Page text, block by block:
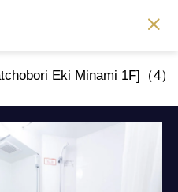
Eki Minami 1F]（4）